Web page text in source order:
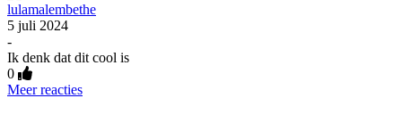
lulamalembethe
5 juli 2024
-
Ik denk dat dit cool is
0
Meer reacties